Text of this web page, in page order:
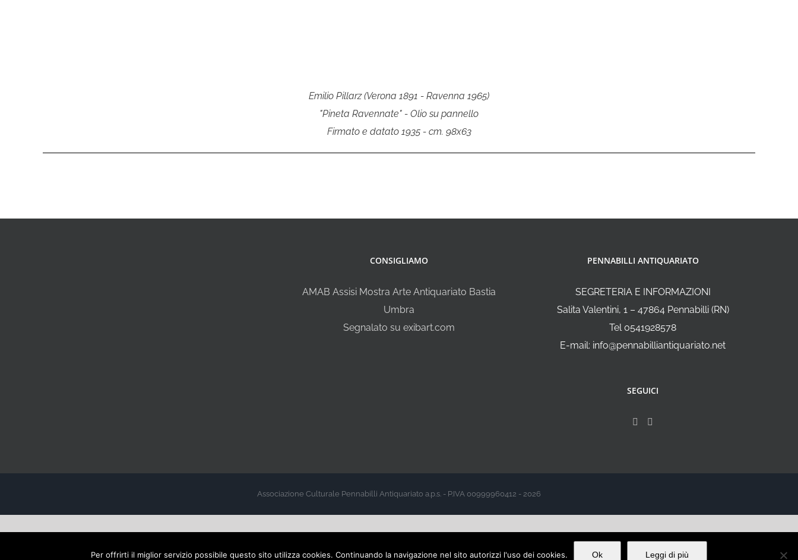
Emilio Pillarz (Verona 1891 - Ravenna 1965)
"Pineta Ravennate" - Olio su pannello
Firmato e datato 1935 - cm. 98x63
CONSIGLIAMO
AMAB Assisi Mostra Arte Antiquariato Bastia
Umbra
Segnalato su exibart.com
PENNABILLI ANTIQUARIATO
SEGRETERIA E INFORMAZIONI
Salita Valentini, 1 – 47864 Pennabilli (RN)
Tel 0541928578
E-mail: info@pennabilliantiquariato.net
SEGUICI
Associazione Culturale Pennabilli Antiquariato a.p.s. - P.IVA 00999960412 - 2026
Per offrirti il miglior servizio possibile questo sito utilizza cookies. Continuando la navigazione nel sito autorizzi l'uso dei cookies. Ok Leggi di più